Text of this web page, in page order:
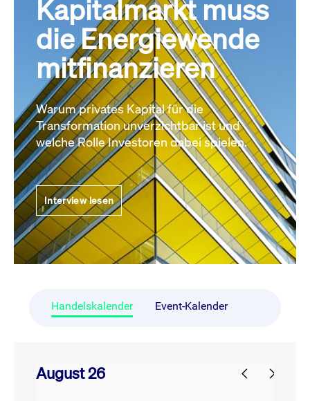
Kapitalmarkt muss
die Energiewende
mitfinanzieren
Warum privates Kapital für die
Transformation unverzichtbar ist und
welche Rolle Investoren dabei spielen.
Interview lesen
Handelskalender Event-Kalender
August 26